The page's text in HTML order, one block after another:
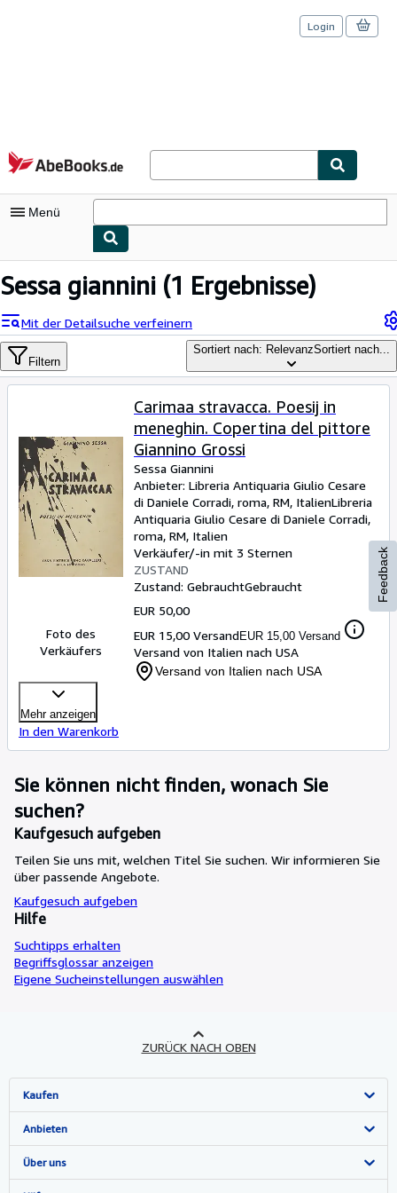
Zum Hauptinhalt
AbeBooks.de
Login
Menü
Nutzerkonto
Logout
Detailsuche
Kunst & Sammlerstücke
Verkäufer
Verkäufer werden
Hilfe
SCHLIESSEN
Sessa giannini (1 Ergebnisse)
Mit der Detailsuche verfeinern
Filtern
Sortiert nach: RelevanzSortiert nach...
Foto des
Verkäufers
Carimaa stravacca. Poesij in
meneghin. Copertina del pittore
Giannino Grossi
Sessa Giannini
Anbieter: Libreria Antiquaria Giulio Cesare
di Daniele Corradi, roma, RM, ItalienLibreria
Antiquaria Giulio Cesare di Daniele Corradi,
roma, RM, Italien
Verkäufer/-in mit 3 Sternen
ZUSTAND
Zustand: GebrauchtGebraucht
EUR 50,00
EUR 15,00 VersandEUR 15,00 Versand
Versand von Italien nach USA
Versand von Italien nach USA
Mehr anzeigen
In den Warenkorb
Sie können nicht finden, wonach Sie
suchen?
Kaufgesuch aufgeben
Teilen Sie uns mit, welchen Titel Sie suchen. Wir informieren Sie
über passende Angebote.
Kaufgesuch aufgeben
Hilfe
Suchtipps erhalten
Begriffsglossar anzeigen
Eigene Sucheinstellungen auswählen
Feedback
ZURÜCK NACH OBEN
Kaufen
Detailsuche
Sammlungen
Anbieten
Verkäufer werden
Über uns